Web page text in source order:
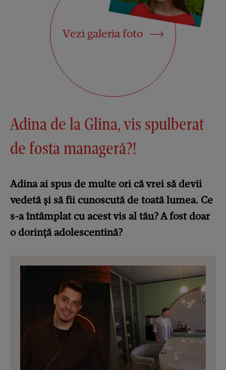
Vezi galeria foto
Adina de la Glina, vis spulberat
de fosta manageră?!
Adina ai spus de multe ori că vrei să devii
vedetă și să fii cunoscută de toată lumea. Ce
s-a întâmplat cu acest vis al tău? A fost doar
o dorință adolescentină?